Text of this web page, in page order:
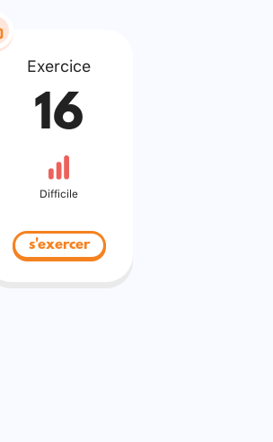
Exercice
16
Difficile
s'exercer